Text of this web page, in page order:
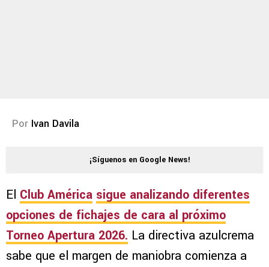
Por Ivan Davila
¡Síguenos en Google News!
El Club América sigue analizando diferentes
opciones de fichajes de cara al próximo
Torneo Apertura 2026. La directiva azulcrema
sabe que el margen de maniobra comienza a